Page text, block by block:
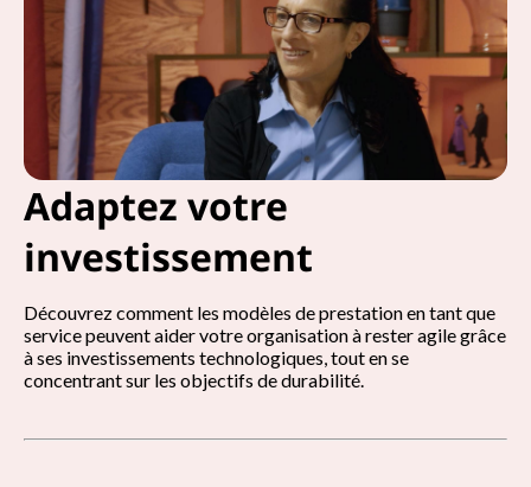
Adaptez votre
investissement
Découvrez comment les modèles de prestation en tant que
service peuvent aider votre organisation à rester agile grâce
à ses investissements technologiques, tout en se
concentrant sur les objectifs de durabilité.